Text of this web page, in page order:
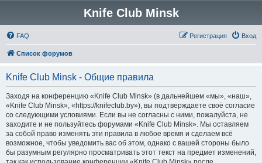
Knife Club Minsk
FAQ Вход
Регистрация
Список форумов
Knife Club Minsk - Общие правила
Заходя на конференцию «Knife Club Minsk» (в дальнейшем «мы», «наш»,
«Knife Club Minsk», «https://knifeclub.by»), вы подтверждаете своё согласие
со следующими условиями. Если вы не согласны с ними, пожалуйста, не
заходите и не пользуйтесь форумами «Knife Club Minsk». Мы оставляем
за собой право изменять эти правила в любое время и сделаем всё
возможное, чтобы уведомить вас об этом, однако с вашей стороны было
бы разумным регулярно просматривать этот текст на предмет изменений,